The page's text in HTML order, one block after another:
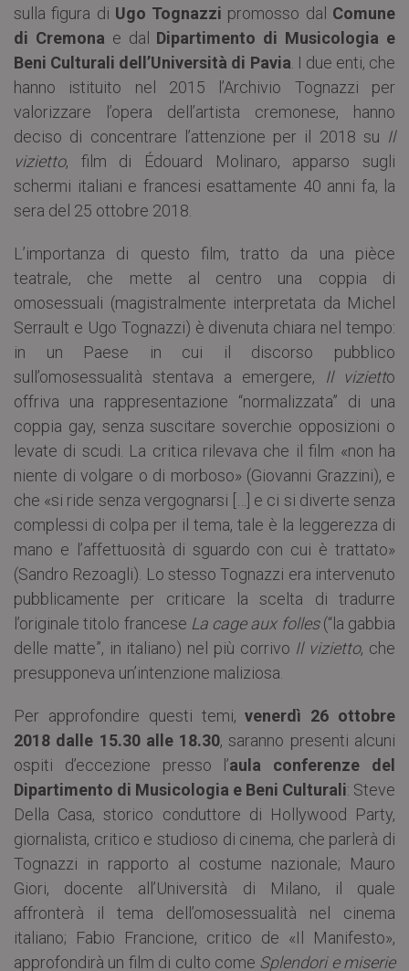
sulla figura di Ugo Tognazzi promosso dal Comune
di Cremona e dal Dipartimento di Musicologia e
Beni Culturali dell’Università di Pavia. I due enti, che
hanno istituito nel 2015 l’Archivio Tognazzi per
valorizzare l’opera dell’artista cremonese, hanno
deciso di concentrare l’attenzione per il 2018 su Il
vizietto, film di Édouard Molinaro, apparso sugli
schermi italiani e francesi esattamente 40 anni fa, la
sera del 25 ottobre 2018.
L’importanza di questo film, tratto da una pièce
teatrale, che mette al centro una coppia di
omosessuali (magistralmente interpretata da Michel
Serrault e Ugo Tognazzi) è divenuta chiara nel tempo:
in un Paese in cui il discorso pubblico
sull’omosessualità stentava a emergere, Il vizietto
offriva una rappresentazione “normalizzata” di una
coppia gay, senza suscitare soverchie opposizioni o
levate di scudi. La critica rilevava che il film «non ha
niente di volgare o di morboso» (Giovanni Grazzini), e
che «si ride senza vergognarsi […] e ci si diverte senza
complessi di colpa per il tema, tale è la leggerezza di
mano e l’affettuosità di sguardo con cui è trattato»
(Sandro Rezoagli). Lo stesso Tognazzi era intervenuto
pubblicamente per criticare la scelta di tradurre
l’originale titolo francese La cage aux folles(“la gabbia
delle matte”, in italiano) nel più corrivo Il vizietto, che
presupponeva un’intenzione maliziosa.
Per approfondire questi temi,venerdì 26 ottobre
2018 dalle 15.30 alle 18.30, saranno presenti alcuni
ospiti d’eccezione presso l’aula conferenze del
Dipartimento di Musicologia e Beni Culturali: Steve
Della Casa, storico conduttore di Hollywood Party,
giornalista, critico e studioso di cinema, che parlerà di
Tognazzi in rapporto al costume nazionale; Mauro
Giori, docente all’Università di Milano, il quale
affronterà il tema dell’omosessualità nel cinema
italiano; Fabio Francione, critico de «Il Manifesto»,
approfondirà un film di culto come Splendori e miserie